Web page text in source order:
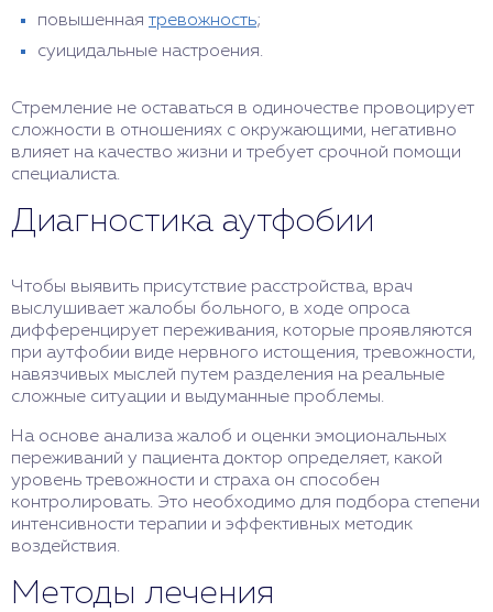
повышенная тревожность;
суицидальные настроения.
Стремление не оставаться в одиночестве провоцирует
сложности в отношениях с окружающими, негативно
влияет на качество жизни и требует срочной помощи
специалиста.
Диагностика аутфобии
Чтобы выявить присутствие расстройства, врач
выслушивает жалобы больного, в ходе опроса
дифференцирует переживания, которые проявляются
при аутфобии виде нервного истощения, тревожности,
навязчивых мыслей путем разделения на реальные
сложные ситуации и выдуманные проблемы.
На основе анализа жалоб и оценки эмоциональных
переживаний у пациента доктор определяет, какой
уровень тревожности и страха он способен
контролировать. Это необходимо для подбора степени
интенсивности терапии и эффективных методик
воздействия.
Методы лечения